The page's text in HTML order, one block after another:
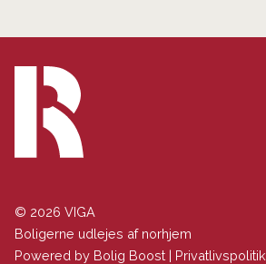
© 2026 VIGA
Boligerne udlejes af norhjem
Powered by Bolig Boost | Privatlivspolitik